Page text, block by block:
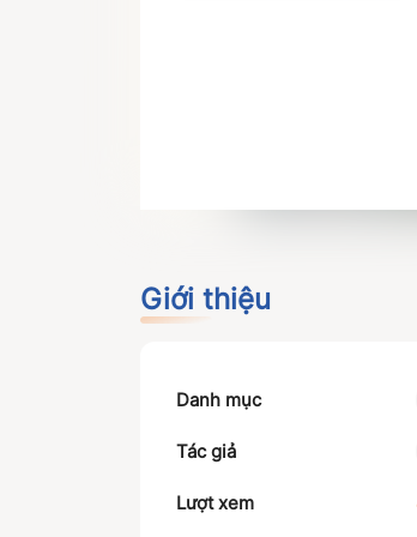
Giới thiệu
Danh mục
Tác giả
Lượt xem